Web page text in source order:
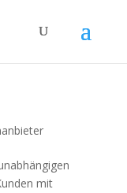
mit